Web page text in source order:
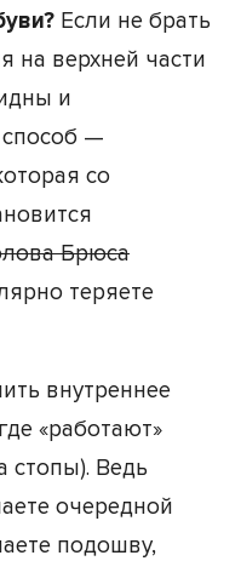
Если не брать
на верхней части
и
—
со
Брюса
теряете
внутреннее
«работают»
стопы). Ведь
очередной
подошву,